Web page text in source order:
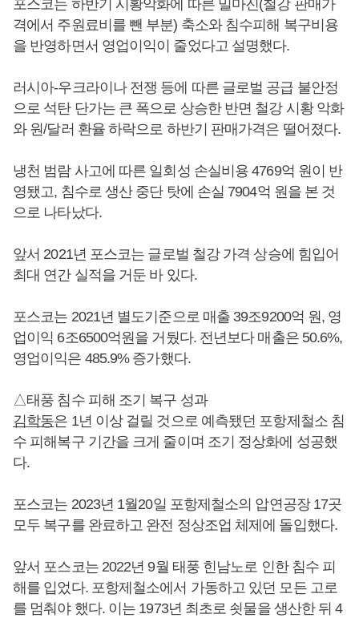
포스코는 하반기 시황악화에 따른 밀마진(철강 판매가
격에서 주원료비를 뺀 부분) 축소와 침수피해 복구비용
을 반영하면서 영업이익이 줄었다고 설명했다.
러시아-우크라이나 전쟁 등에 따른 글로벌 공급 불안정
으로 석탄 단가는 큰 폭으로 상승한 반면 철강 시황 악화
와 원/달러 환율 하락으로 하반기 판매가격은 떨어졌다.
냉천 범람 사고에 따른 일회성 손실비용 4769억 원이 반
영됐고, 침수로 생산 중단 탓에 손실 7904억 원을 본 것
으로 나타났다.
앞서 2021년 포스코는 글로벌 철강 가격 상승에 힘입어
최대 연간 실적을 거둔 바 있다.
포스코는 2021년 별도기준으로 매출 39조9200억 원, 영
업이익 6조6500억원을 거뒀다. 전년보다 매출은 50.6%,
영업이익은 485.9% 증가했다.
△태풍 침수 피해 조기 복구 성과
김학동은 1년 이상 걸릴 것으로 예측됐던 포항제철소 침
수 피해복구 기간을 크게 줄이며 조기 정상화에 성공했
다.
포스코는 2023년 1월20일 포항제철소의 압연공장 17곳
모두 복구를 완료하고 완전 정상조업 체제에 돌입했다.
앞서 포스코는 2022년 9월 태풍 힌남노로 인한 침수 피
해를 입었다. 포항제철소에서 가동하고 있던 모든 고로
를 멈춰야 했다. 이는 1973년 최초로 쇳물을 생산한 뒤 4